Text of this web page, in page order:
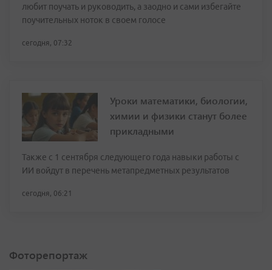
любит поучать и руководить, а заодно и сами избегайте
поучительных ноток в своем голосе
сегодня, 07:32
Уроки математики, биологии,
химии и физики станут более
прикладными
Также с 1 сентября следующего года навыки работы с
ИИ войдут в перечень метапредметных результатов
сегодня, 06:21
Фоторепортаж